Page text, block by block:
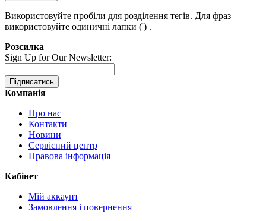
Використовуйте пробіли для розділення тегів. Для фраз
використовуйте одиничні лапки (') .
Розсилка
Sign Up for Our Newsletter:
Підписатись
Компанія
Про нас
Контакти
Новини
Сервісний центр
Правова інформація
Кабінет
Мій аккаунт
Замовлення і повернення